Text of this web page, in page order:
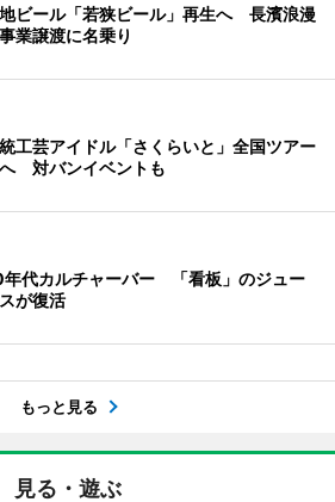
ビール「若狭ビール」再生へ 長濱浪漫
業譲渡に名乗り
工芸アイドル「さくらいと」全国ツアー
対バンイベントも
代カルチャーバー 「看板」のジュー
が復活
もっと見る
見る・遊ぶ